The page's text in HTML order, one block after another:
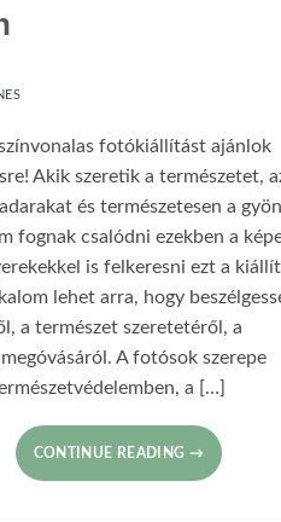
fotókiállítást ajánlok
Akik szeretik a természetet,
és természetesen a
fognak csalódni ezekben a
is felkeresni ezt a
lehet arra, hogy
a természet szeretetéről, a
A fotósok szerepe
a […]
CONTINUE READING →